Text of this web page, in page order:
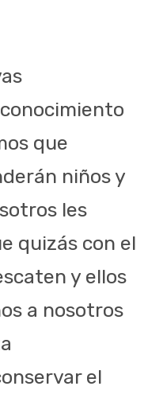
que
niños y
les
quizás con el
y ellos
a nosotros
el